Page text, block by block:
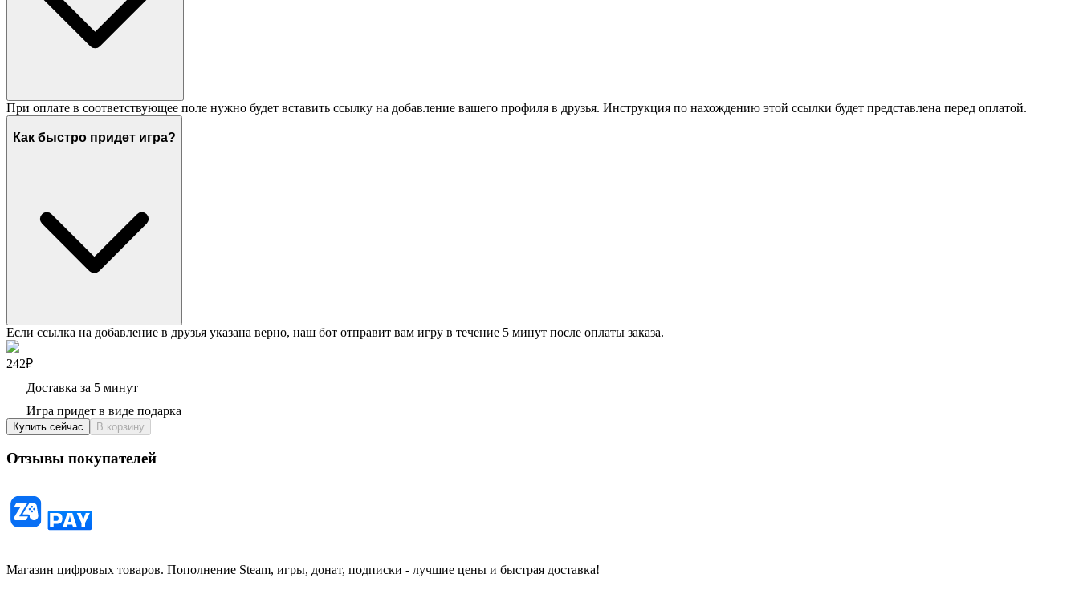
При оплате в соответствующее поле нужно будет вставить ссылку на добавление вашего профиля в друзья. Инструкция по нахождению этой ссылки будет представлена перед оплатой.
Как быстро придет игра?
Если ссылка на добавление в друзья указана верно, наш бот отправит вам игру в течение 5 минут после оплаты заказа.
242₽
Доставка за 5 минут
Игра придет в виде подарка
Купить сейчас В корзину
Отзывы покупателей
Магазин цифровых товаров. Пополнение Steam, игры, донат, подписки - лучшие цены и быстрая доставка!